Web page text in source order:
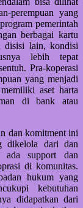
perempuan yang
pemerintah
berbagai kartu
disisi lain, kondisi
lebih tepat
Pra-koperasi
yang menjadi
aset harta
di bank atau
dan komitment ini
dikelola dari dan
ada support dan
di komunitas.
hukum yang
kebutuhan
didapatkan dari